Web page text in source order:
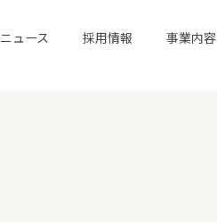
ニュース 採用情報 事業内容